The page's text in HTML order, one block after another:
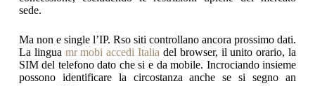
sede.
Ma non e single l’IP. Rso siti controllano ancora prossimo dati.
La lingua mr mobi accedi Italia del browser, il unito orario, la
SIM del telefono dato che si e da mobile. Incrociando insieme
possono identificare la circostanza anche se si segno an